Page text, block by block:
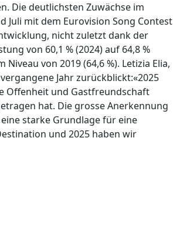
Die deutlichsten Zuwächse im
Juli mit dem Eurovision Song Contest
nicht zuletzt dank der
von 60,1 % (2024) auf 64,8 %
von 2019 (64,6 %). Letizia Elia,
Jahr zurückblickt:«2025
Offenheit und Gastfreundschaft
hat. Die grosse Anerkennung
starke Grundlage für eine
und 2025 haben wir